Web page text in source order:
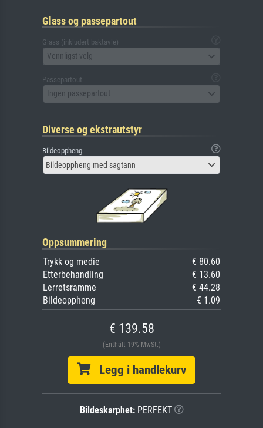
Glass og passepartout
Glass (inkludert baktavle)
Vennligst velg
Passepartout
Ingen passepartout
Diverse og ekstrautstyr
Bildeoppheng
Bildeoppheng med sagtann
Oppsummering
Trykk og medie
€ 80.60
Etterbehandling
€ 13.60
Lerretsramme
€ 44.28
Bildeoppheng
€ 1.09
€ 139.58
(Enthält 19% MwSt.)
Legg i handlekurv
Bildeskarphet:PERFEKT